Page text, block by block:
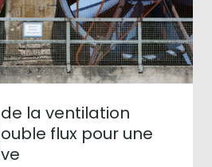
la ventilation
flux pour une